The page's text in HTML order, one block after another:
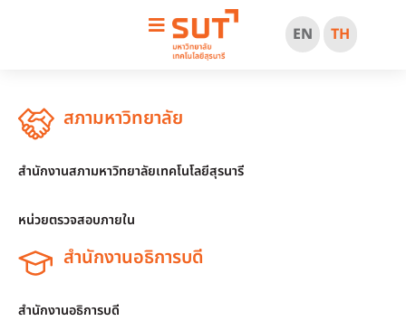
EN TH
สภามหาวิทยาลัย
สำนักงานสภามหาวิทยาลัยเทคโนโลยีสุรนารี
หน่วยตรวจสอบภายใน
สำนักงานอธิการบดี
สำนักงานอธิการบดี